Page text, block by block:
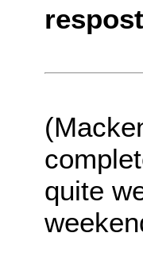
quite